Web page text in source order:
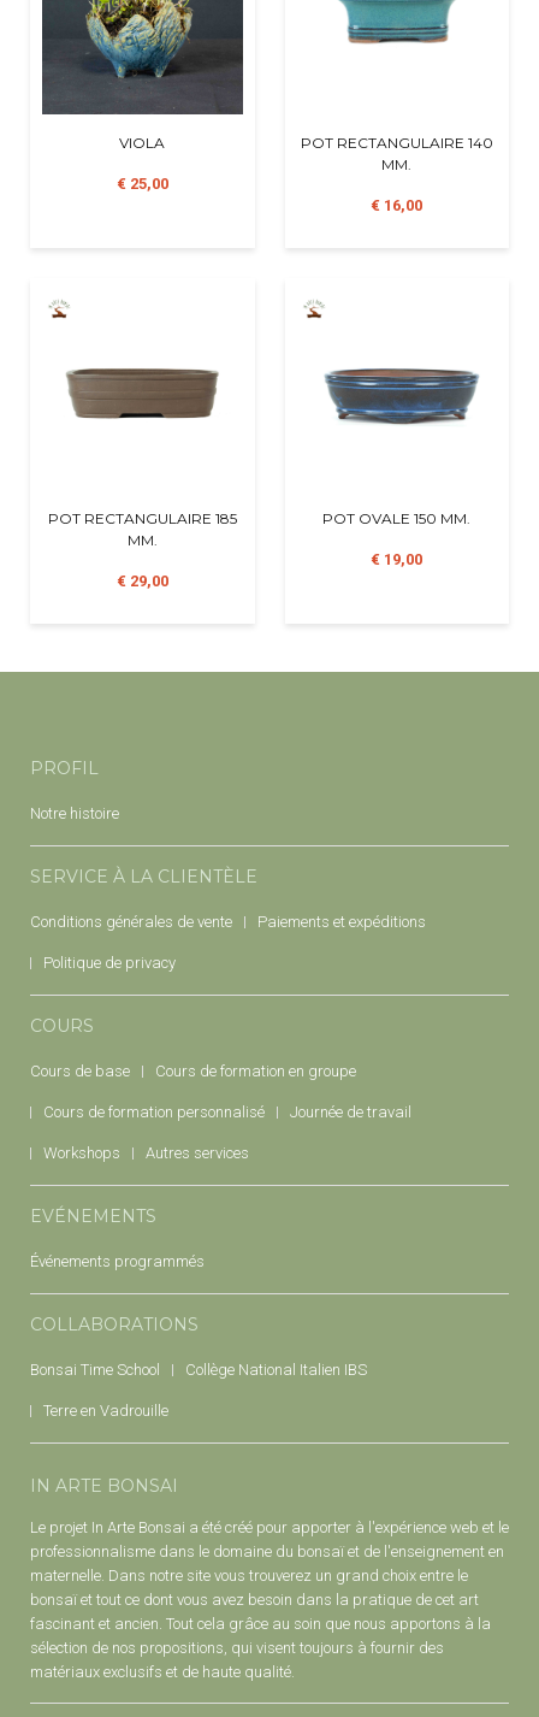
VIOLA
€ 25,00
POT RECTANGULAIRE 140
MM.
€ 16,00
POT RECTANGULAIRE 185
MM.
€ 29,00
POT OVALE 150 MM.
€ 19,00
PROFIL
Notre histoire
SERVICE À LA CLIENTÈLE
Conditions générales de vente Paiements et expéditions
Politique de privacy
COURS
Cours de base Cours de formation en groupe
Cours de formation personnalisé Journée de travail
Workshops Autres services
EVÉNEMENTS
Événements programmés
COLLABORATIONS
Bonsai Time School Collège National Italien IBS
Terre en Vadrouille
IN ARTE BONSAI
Le projet In Arte Bonsai a été créé pour apporter à l'expérience web et le
professionnalisme dans le domaine du bonsaï et de l'enseignement en
maternelle. Dans notre site vous trouverez un grand choix entre le
bonsaï et tout ce dont vous avez besoin dans la pratique de cet art
fascinant et ancien. Tout cela grâce au soin que nous apportons à la
sélection de nos propositions, qui visent toujours à fournir des
matériaux exclusifs et de haute qualité.